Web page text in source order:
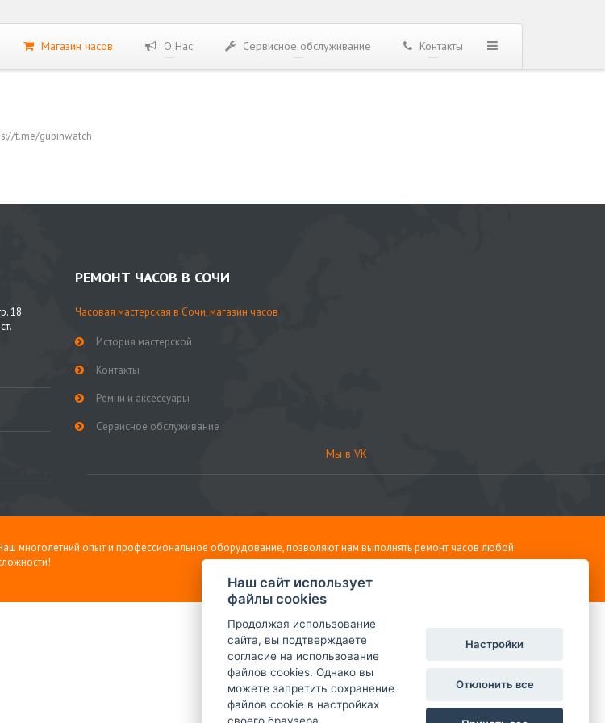
Магазин часов О Нас Сервисное обслуживание Контакты
t.me/gubinwatch
18
РЕМОНТ ЧАСОВ В СОЧИ
Часовая мастерская в Сочи, магазин часов
История мастерской
Контакты
Ремни и аксессуары
Сервисное обслуживание
Мы в VK
многолетний опыт и профессиональное оборудование, позволяют нам выполнять ремонт часов любой
Наш сайт использует
файлы cookies
Продолжая использование
сайта, вы подтверждаете
согласие на использование
файлов cookies. Однако вы
можете запретить сохранение
файлов cookie в настройках
Настройки
Отклонить все